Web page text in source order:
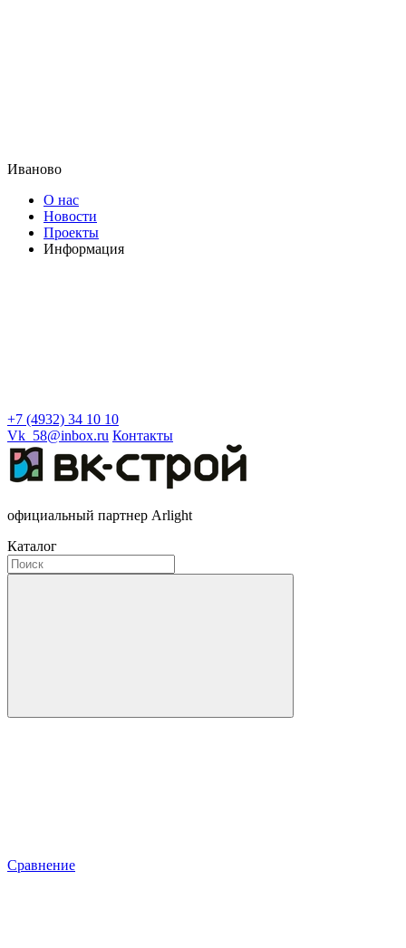
Иваново
О нас
Новости
Проекты
Информация
+7 (4932) 34 10 10
Vk_58@inbox.ru Контакты
официальный партнер Arlight
Каталог
Сравнение